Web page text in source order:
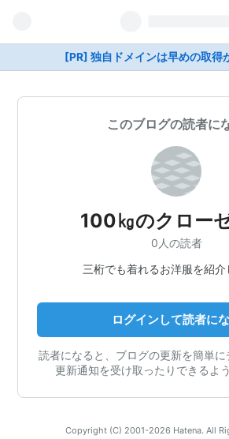
[PR] 独自ドメインは早めの取得
このブログの読者に
100㎏のクロー
0人の読者
三桁でも着れるお洋服を紹介
ログインして読者に
読者になると、ブログの更新を簡単に
更新通知を受け取ったりできるよ
Copyright (C) 2001-2026 Hatena. All